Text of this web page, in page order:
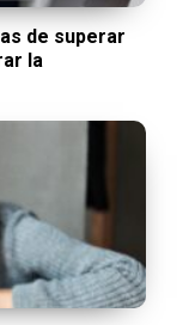
de superar
la